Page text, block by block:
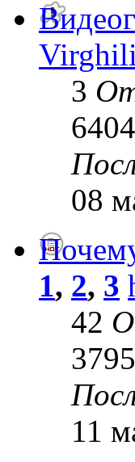
3
6404
08
1, 2, 3
42
11